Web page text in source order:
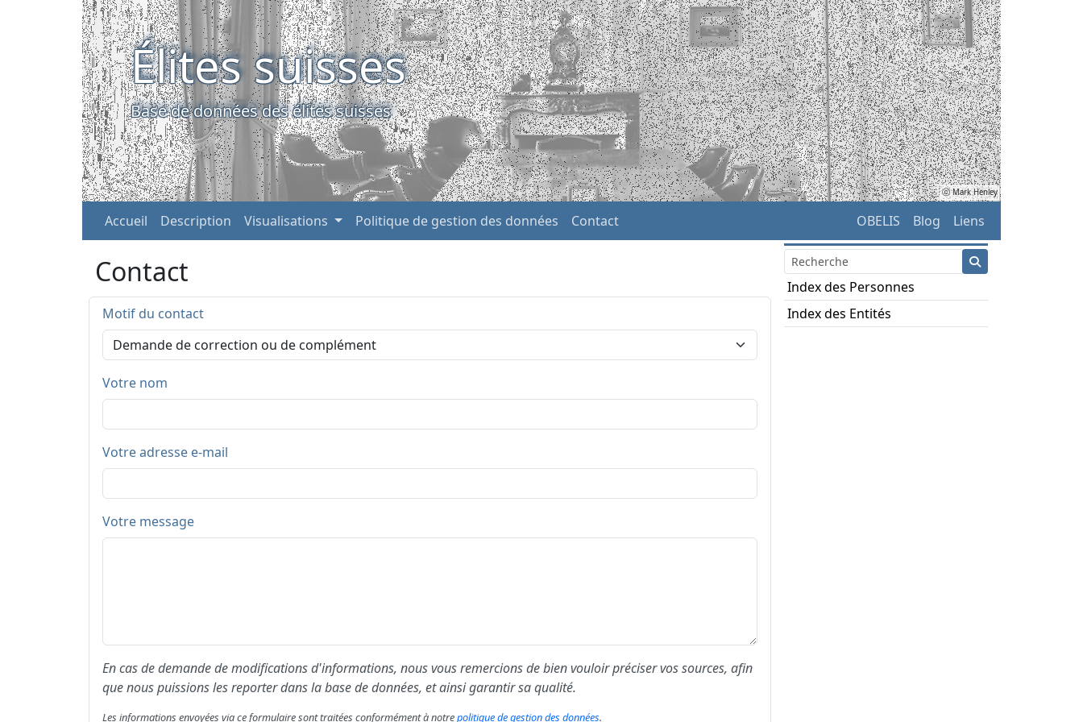
Élites suisses
Base de données des élites suisses
ⓒ Mark Henley
Accueil Description Visualisations Politique de gestion des données Contact OBELIS Blog Liens
Contact
Motif du contact
Votre nom
Votre adresse e-mail
Votre message
En cas de demande de modifications d'informations, nous vous remercions de bien vouloir préciser vos sources, afin
que nous puissions les reporter dans la base de données, et ainsi garantir sa qualité.
Les informations envoyées via ce formulaire sont traitées conformément à notrepolitique de gestion des données.
Index des Personnes
Index des Entités